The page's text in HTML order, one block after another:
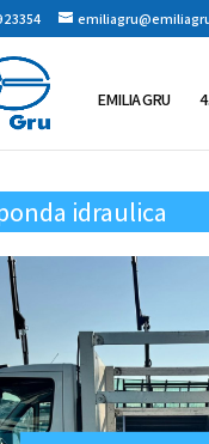
EMILIA GRU
idraulica